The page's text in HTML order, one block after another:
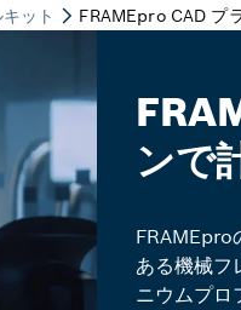
ンで
FRAMEpro
ある機械フ
ニウムプロ